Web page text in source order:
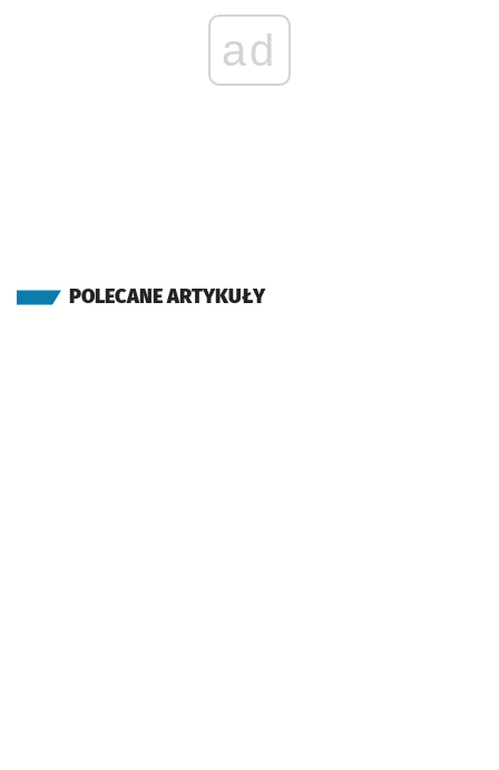
ad
POLECANE ARTYKUŁY